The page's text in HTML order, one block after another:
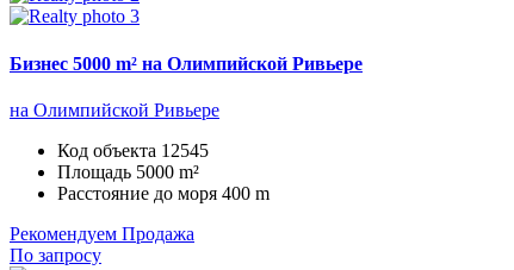
Бизнес 5000 m² на Олимпийской Ривьере
на Олимпийской Ривьере
Код объекта 12545
Площадь 5000 m²
Расстояние до моря 400 m
Рекомендуем Продажа
По запросу